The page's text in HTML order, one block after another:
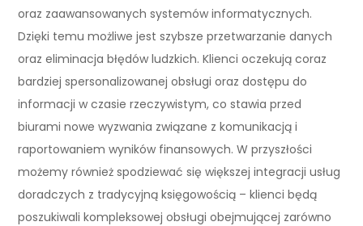
oraz zaawansowanych systemów informatycznych.
Dzięki temu możliwe jest szybsze przetwarzanie danych
oraz eliminacja błędów ludzkich. Klienci oczekują coraz
bardziej spersonalizowanej obsługi oraz dostępu do
informacji w czasie rzeczywistym, co stawia przed
biurami nowe wyzwania związane z komunikacją i
raportowaniem wyników finansowych. W przyszłości
możemy również spodziewać się większej integracji usług
doradczych z tradycyjną księgowością – klienci będą
poszukiwali kompleksowej obsługi obejmującej zarówno